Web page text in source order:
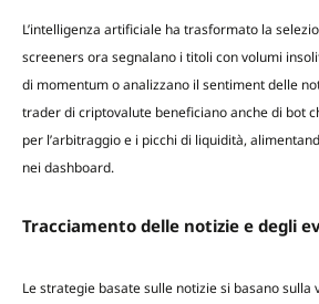
L’intelligenza artificiale ha trasformato la
screeners ora segnalano i titoli con volumi
di momentum o analizzano il sentiment delle
trader di criptovalute beneficiano anche di bot
per l’arbitraggio e i picchi di liquidità,
nei dashboard.
Tracciamento delle notizie e degli
Le strategie basate sulle notizie si basano sulla